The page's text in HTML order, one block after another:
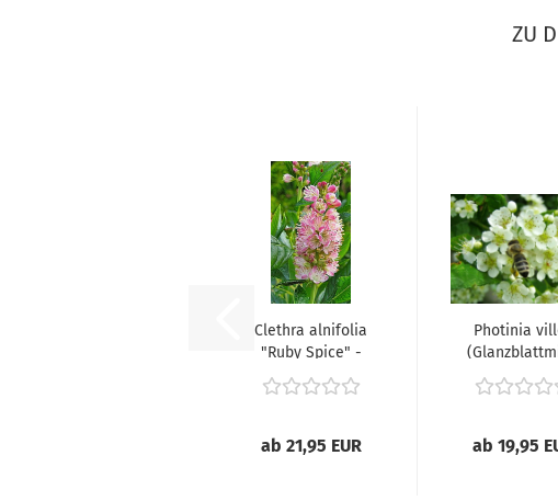
ZU
Clethra alnifolia
"Ruby Spice" -
(Rotblühende...
ab 21,95 EUR
Photinia
ab 19,95